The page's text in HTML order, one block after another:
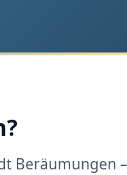
Beräumungen